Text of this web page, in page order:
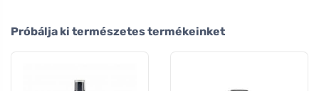
Próbálja ki természetes termékeinket